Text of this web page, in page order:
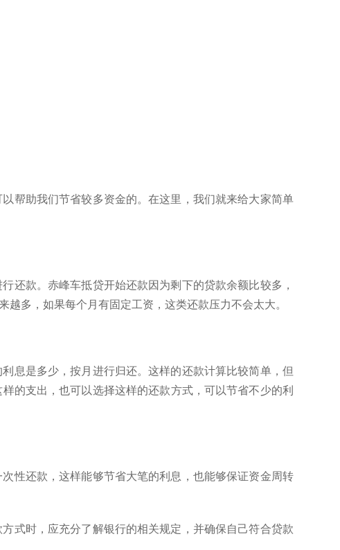
帮助我们节省较多资金的。在这里，我们就来给大家简单
还款。赤峰车抵贷开始还款因为剩下的贷款余额比较多，
多，如果每个月有固定工资，这类还款压力不会太大。
息是多少，按月进行归还。这样的还款计算比较简单，但
的支出，也可以选择这样的还款方式，可以节省不少的利
性还款，这样能够节省大笔的利息，也能够保证资金周转
式时，应充分了解银行的相关规定，并确保自己符合贷款